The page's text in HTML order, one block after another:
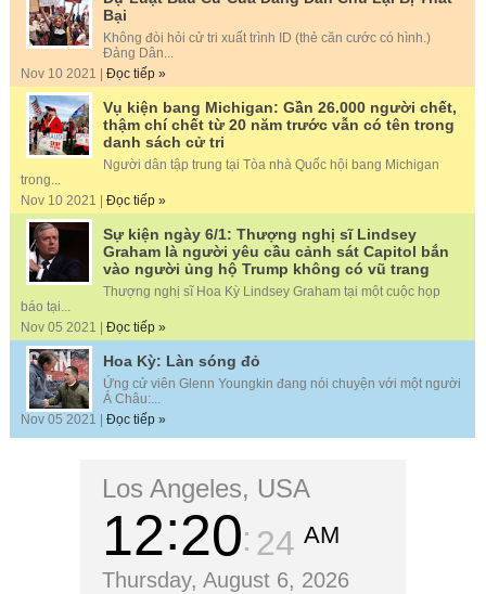
Bại
Không đòi hỏi cử tri xuất trình ID (thẻ căn cước có hình.)
Đảng Dân...
Nov 10 2021 | Đọc tiếp »
Vụ kiện bang Michigan: Gần 26.000 người chết,
thậm chí chết từ 20 năm trước vẫn có tên trong
danh sách cử tri
Người dân tập trung tại Tòa nhà Quốc hội bang Michigan
trong...
Nov 10 2021 | Đọc tiếp »
Sự kiện ngày 6/1: Thượng nghị sĩ Lindsey
Graham là người yêu cầu cảnh sát Capitol bắn
vào người ủng hộ Trump không có vũ trang
Thượng nghị sĩ Hoa Kỳ Lindsey Graham tại một cuộc họp
báo tại...
Nov 05 2021 | Đọc tiếp »
Hoa Kỳ: Làn sóng đỏ
Ứng cử viên Glenn Youngkin đang nói chuyện với một người
Á Châu:...
Nov 05 2021 | Đọc tiếp »
Los Angeles, USA
12 20 25 AM
Thursday, August 6, 2026